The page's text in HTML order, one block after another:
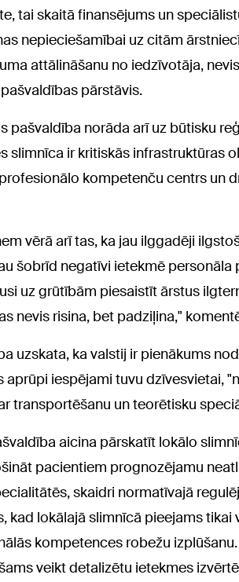
tai skaitā finansējums un
nepieciešamībai uz citām
attālināšanu no iedzīvotāja,
pārstāvis.
pašvaldība norāda arī uz būtisku
slimnīca ir kritiskās infrastruktūras
kompetenču centrs un
vērā arī tas, ka jau ilggadēji
šobrīd negatīvi ietekmē
uz grūtībām piesaistīt ārstus
nevis risina, bet padziļina,"
uzskata, ka valstij ir pienākums
aprūpi iespējami tuvu dzīvesvietai,
transportēšanu un teorētisku
aicina pārskatīt lokālo
pacientiem prognozējamu
skaidri normatīvajā
kad lokālajā slimnīcā pieejams
kompetences robežu
veikt detalizētu ietekmes